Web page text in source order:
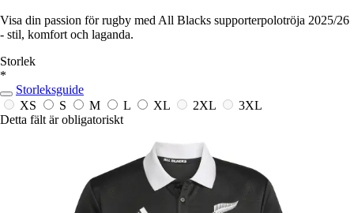
Visa din passion för rugby med All Blacks supporterpolotröja 2025/26
- stil, komfort och laganda.
Storlek
*
Storleksguide
XS
S M L XL 2XL
3XL
Detta fält är obligatoriskt